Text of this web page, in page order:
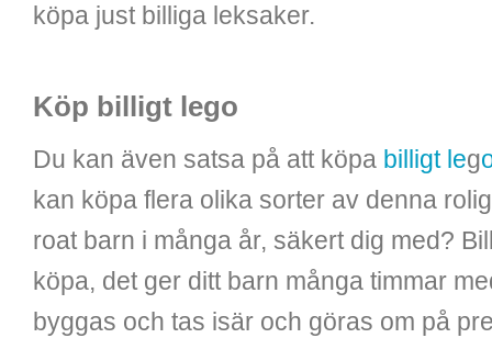
köpa just billiga leksaker.
Köp billigt lego
Du kan även satsa på att köpa billigt leg
kan köpa flera olika sorter av denna
roat barn i många år, säkert dig med?
köpa, det ger ditt barn många timmar
byggas och tas isär och göras om på